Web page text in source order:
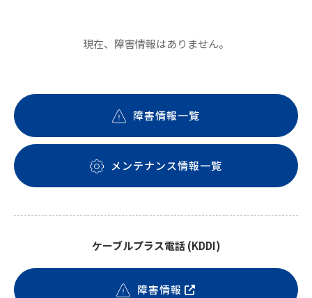
現在、障害情報はありません。
障害情報一覧
メンテナンス情報一覧
ケーブルプラス電話 (KDDI)
障害情報